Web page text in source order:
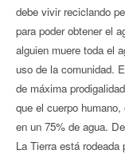
debe vivir reciclando
para poder obtener el
alguien muere toda el
uso de la comunidad.
de máxima
que el cuerpo
en un 75% de agua.
La Tierra está